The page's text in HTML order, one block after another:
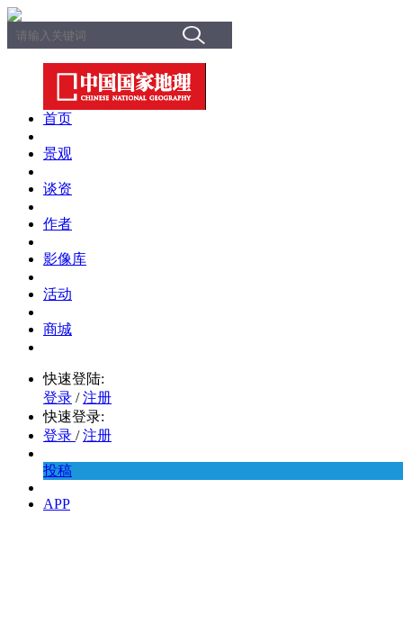
首页
景观
谈资
作者
影像库
活动
商城
快速登陆:
登录 / 注册
快速登录:
登录 / 注册
投稿
APP